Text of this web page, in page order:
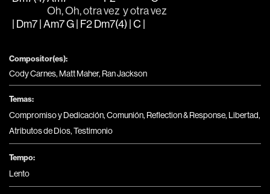
Oh, Oh, otra vez  y otra vez
| Dm7 | Am7 G | F2 Dm7(4) | C |
Compositor(es):
Cody Carnes, Matt Maher, Ran Jackson
Temas:
Compromiso y Dedicación,Comunión, Reflection & Response, Libertad,
Atributos de Dios,Testimonio
Tempo:
Lento